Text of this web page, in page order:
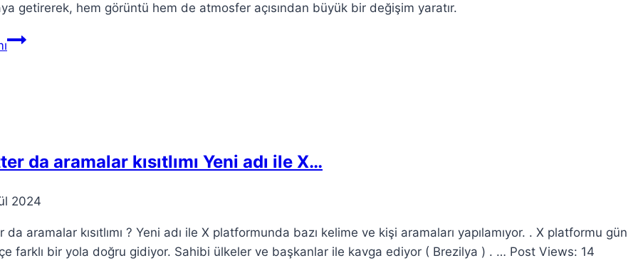
getirerek, hem görüntü hem de atmosfer açısından büyük bir değişim yaratır.
Yılbaşı
da aramalar kısıtlımı Yeni adı ile X…
2024
da aramalar kısıtlımı ? Yeni adı ile X platformunda bazı kelime ve kişi aramaları yapılamıyor. . X platformu gün
farklı bir yola doğru gidiyor. Sahibi ülkeler ve başkanlar ile kavga ediyor ( Brezilya ) . … Post Views: 14